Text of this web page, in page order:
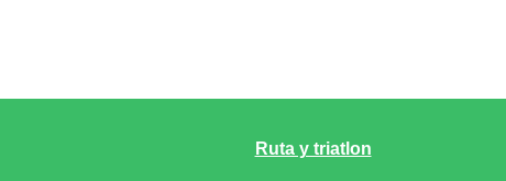
Ruta y triatlon